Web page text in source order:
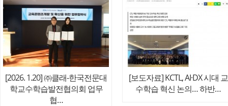
[2026. 1.20] ㈜클래-한국전문대
학교수학습발전협의회 업무
협…
[보도자료] KCTL, AI·DX 시대 교
수학습 혁신 논의… 하반…